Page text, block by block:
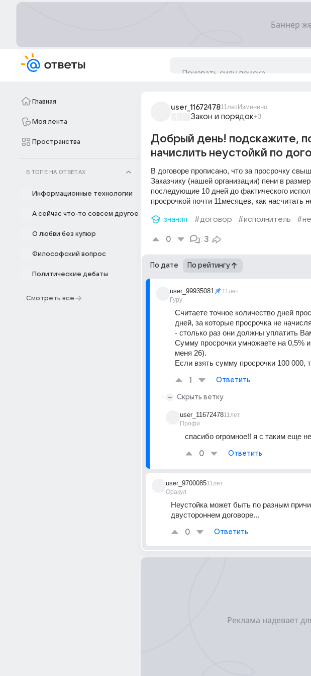
Главная
Моя лента
Пространства
В ТОПЕ НА ОТВЕТАХ
Информационные технологии
А сейчас что-то совсем другое
О любви без купюр
Философский вопрос
Политические дебаты
Смотреть все
user_1167247811летИзменено
Закон и порядок+3
Добрый день! подскажите,
начислить неустойкй по
В договоре прописано, что за просрочку
Заказчику (нашей организации) пени в
последующие 10 дней до фактического
просрочкой почти 11месяцев, как насчитать
знания #договор #исполнитель
0 3
По дате По рейтингу
user_99935081
Гуру
11лет
Считаете точное количество дней
дней, за которые просрочка не
- столько раз они должны уплатить
Сумму просрочки умножаете на 0,5%
меня 26).
Если взять сумму просрочки 100 000,
1 Ответить
Скрыть ветку
user_11672478
Профи
11лет
спасибо огромное!! я с таким еще
0 Ответить
user_9700085
Оракул
11лет
Неустойка может быть по разным
двустороннем договоре...
0 Ответить